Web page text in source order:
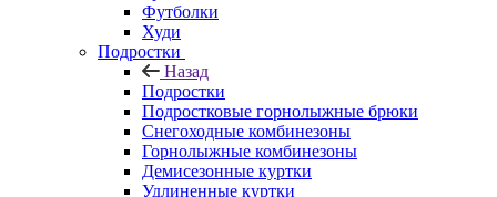
Футболки
Худи
Подростки
Назад
Подростки
Подростковые горнолыжные брюки
Снегоходные комбинезоны
Горнолыжные комбинезоны
Демисезонные куртки
Удлиненные куртки